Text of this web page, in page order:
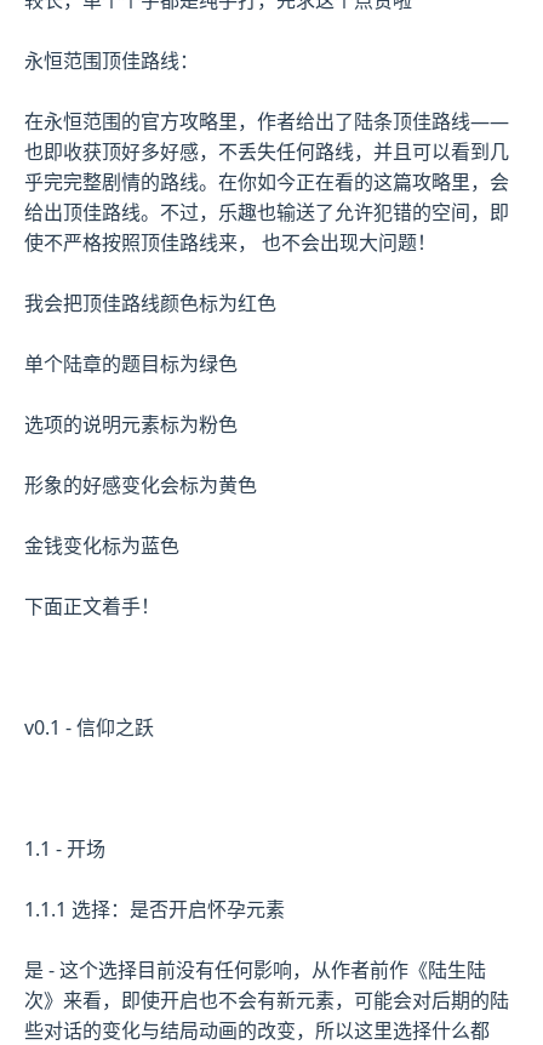
永恒范围顶佳路线：
在永恒范围的官方攻略里，作者给出了陆条顶佳路线——
也即收获顶好多好感，不丢失任何路线，并且可以看到几
乎完完整剧情的路线。在你如今正在看的这篇攻略里，会
给出顶佳路线。不过，乐趣也输送了允许犯错的空间，即
使不严格按照顶佳路线来， 也不会出现大问题！
我会把顶佳路线颜色标为红色
单个陆章的题目标为绿色
选项的说明元素标为粉色
形象的好感变化会标为黄色
金钱变化标为蓝色
下面正文着手！
v0.1 - 信仰之跃
1.1 - 开场
1.1.1 选择：是否开启怀孕元素
是 - 这个选择目前没有任何影响，从作者前作《陆生陆
次》来看，即使开启也不会有新元素，可能会对后期的陆
些对话的变化与结局动画的改变，所以这里选择什么都